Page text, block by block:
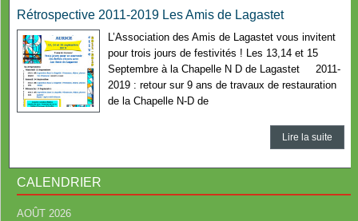
Rétrospective 2011-2019 Les Amis de Lagastet
L’Association des Amis de Lagastet vous invitent
pour trois jours de festivités ! Les 13,14 et 15
Septembre à la Chapelle N D de Lagastet 2011-
2019 : retour sur 9 ans de travaux de restauration
de la Chapelle N-D de
Lire la suite
CALENDRIER
AOÛT 2026